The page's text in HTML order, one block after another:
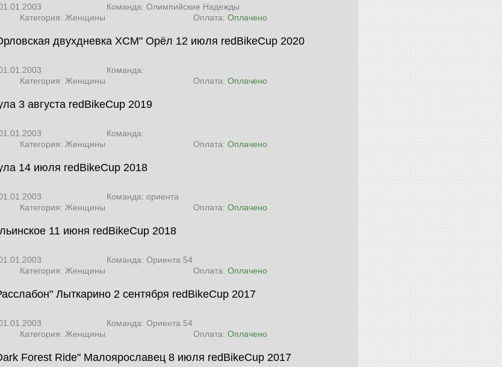
Команда: Олимпийские Надежды
Категория: Женщины Оплата: Оплачено
двухдневка XCM" Орёл 12 июля redBikeCup 2020
Команда:
Категория: Женщины Оплата: Оплачено
3 августа redBikeCup 2019
Команда:
Категория: Женщины Оплата: Оплачено
14 июля redBikeCup 2018
Команда: ориента
Категория: Женщины Оплата: Оплачено
11 июня redBikeCup 2018
Команда: Ориента 54
Категория: Женщины Оплата: Оплачено
Лыткарино 2 сентября redBikeCup 2017
Команда: Ориента 54
Категория: Женщины Оплата: Оплачено
Forest Ride" Малоярославец 8 июля redBikeCup 2017